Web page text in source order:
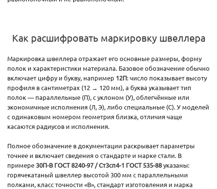
Как расшифровать маркировку швеллера
Маркировка швеллера отражает его основные размеры, форму
полок и характеристики материала. Базовое обозначение обычно
включает цифру и букву, например 12П: число показывает высоту
профиля в сантиметрах (12 → 120 мм), а буква указывает тип
полок — параллельные (П), с уклоном (У), облегчённые или
экономичные исполнения (Л, Э), либо специальные (С). У моделей
с одинаковым номером геометрия близка, отличия чаще
касаются радиусов и исполнения.
Полное обозначение в документации раскрывает параметры
точнее и включает сведения о стандартe и марке стали. В
примере 30П-В ГОСТ 8240-97 / Ст3сп4-1 ГОСТ 535-88указаны:
горячекатаный швеллер высотой 300 мм с параллельными
полками, класс точности «В», стандарт изготовления и марка